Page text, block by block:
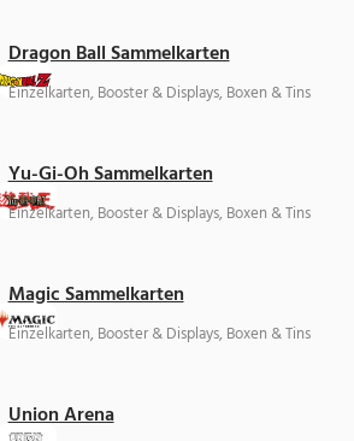
Dragon Ball Sammelkarten
Einzelkarten, Booster & Displays, Boxen & Tins
Yu-Gi-Oh Sammelkarten
Einzelkarten, Booster & Displays, Boxen & Tins
Magic Sammelkarten
Einzelkarten, Booster & Displays, Boxen & Tins
Union Arena